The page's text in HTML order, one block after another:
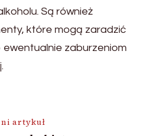
Są również
które mogą zaradzić
zaburzeniom
artykuł